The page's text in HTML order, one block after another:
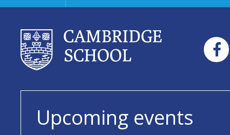
Upcoming events